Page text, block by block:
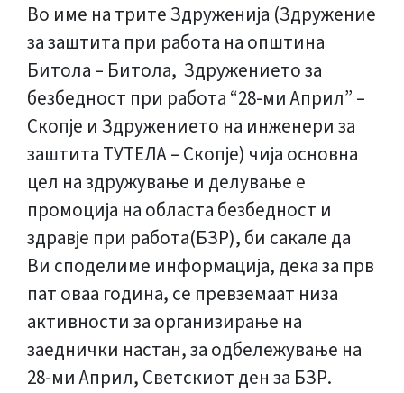
Во име на трите Здруженија (Здружение
за заштита при работа на општина
Битола – Битола, Здружението за
безбедност при работа “28-ми Април” –
Скопје и Здружението на инженери за
заштита ТУТЕЛА – Скопје) чија основна
цел на здружување и делување е
промоција на областа безбедност и
здравје при работа(БЗР), би сакале да
Ви споделиме информација, дека за прв
пат оваа година, се превземаат низа
активности за организирање на
заеднички настан, за одбележување на
28-ми Април, Светскиот ден за БЗР.